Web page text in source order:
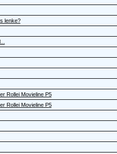
lenke?
Rollei Movieline P5
Rollei Movieline P5